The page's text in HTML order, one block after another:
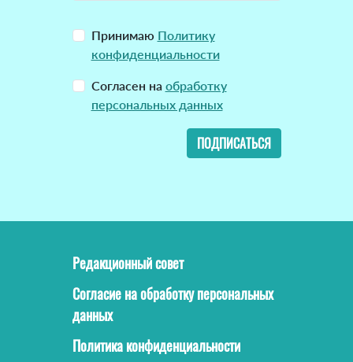
Принимаю Политику
конфиденциальности
Согласен на обработку
персональных данных
ПОДПИСАТЬСЯ
Редакционный совет
Согласие на обработку персональных
данных
Политика конфиденциальности